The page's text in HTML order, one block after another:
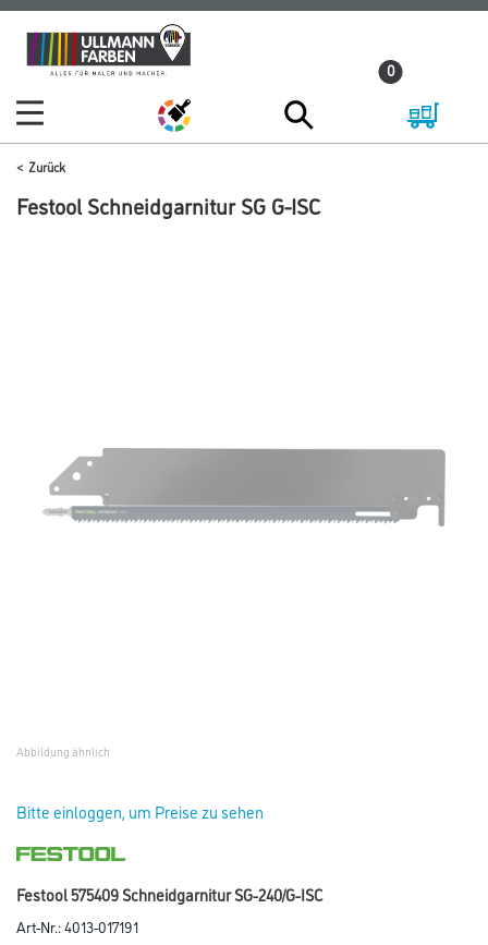
Zum
Inhalt
Zum
Navigationsmenü
0
Zurück
Festool Schneidgarnitur SG G-ISC
Abbildung ähnlich
Bitte einloggen, um Preise zu sehen
Festool 575409 Schneidgarnitur SG-240/G-ISC
Art-Nr.:4013-017191